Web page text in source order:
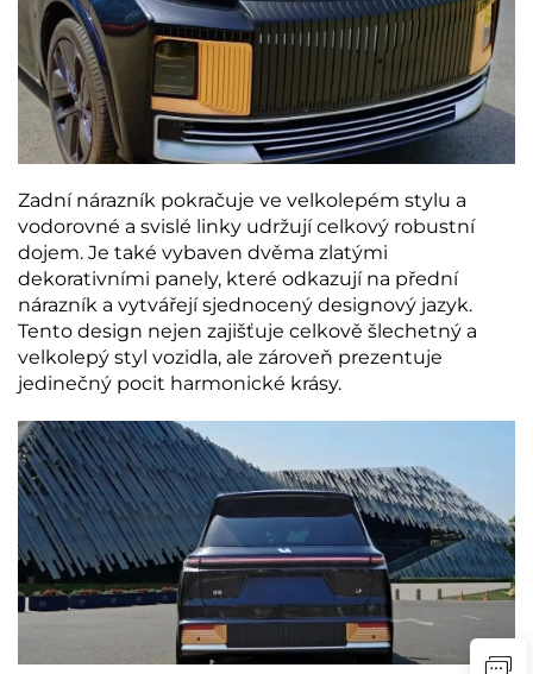
Zadní nárazník pokračuje ve velkolepém stylu a
vodorovné a svislé linky udržují celkový robustní
dojem. Je také vybaven dvěma zlatými
dekorativními panely, které odkazují na přední
nárazník a vytvářejí sjednocený designový jazyk.
Tento design nejen zajišťuje celkově šlechetný a
velkolepý styl vozidla, ale zároveň prezentuje
jedinečný pocit harmonické krásy.